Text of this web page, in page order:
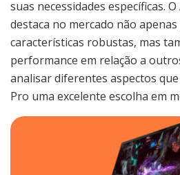
suas necessidades específicas.
destaca no mercado não
características robustas, mas
performance em relação a
analisar diferentes aspectos
Pro uma excelente escolha em